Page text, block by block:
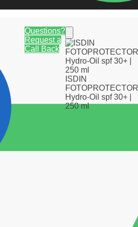
Questions?
Request a
Call Back
ISDIN
Hydro-Oil spf 30+ |
250 ml